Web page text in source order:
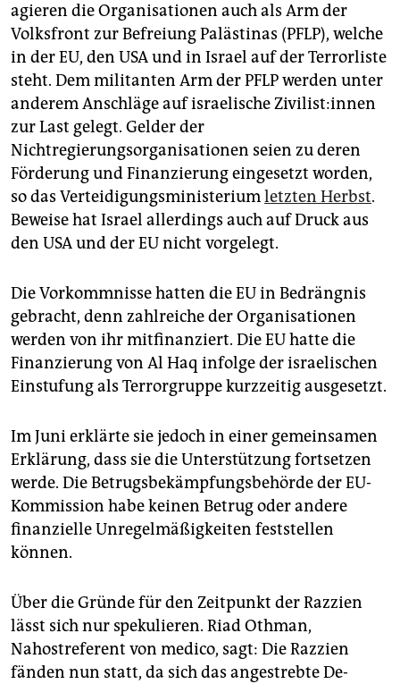
agieren die Organisationen auch als Arm der
Volksfront zur Befreiung Palästinas (PFLP), welche
in der EU, den USA und in Israel auf der Terrorliste
steht. Dem militanten Arm der PFLP werden unter
anderem Anschläge auf israelische Zi­vi­lis­t:in­nen
zur Last gelegt. Gelder der
Nichtregierungsorganisationen seien zu deren
Förderung und Finanzierung eingesetzt worden,
so das Verteidigungsministeriumletzten Herbst.
Beweise hat Israel allerdings auch auf Druck aus
den USA und der EU nicht vorgelegt.
Die Vorkommnisse hatten die EU in Bedrängnis
gebracht, denn zahlreiche der Organisationen
werden von ihr mitfinanziert. Die EU hatte die
Finanzierung von Al Haq infolge der israelischen
Einstufung als Terrorgruppe kurzzeitig ausgesetzt.
Im Juni erklärte sie jedoch in einer gemeinsamen
Erklärung, dass sie die Unterstützung fortsetzen
werde. Die Betrugsbekämpfungsbehörde der EU-
Kommission habe keinen Betrug oder andere
finanzielle Unregelmäßigkeiten feststellen
können.
Über die Gründe für den Zeitpunkt der Razzien
lässt sich nur spekulieren. Riad Othman,
Nahostreferent von medico, sagt: Die Razzien
fänden nun statt, da sich das angestrebte De-